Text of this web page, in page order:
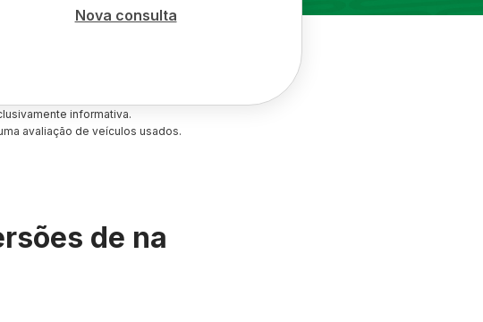
Nova consulta
informativa.
avaliação de veículos usados.
de na